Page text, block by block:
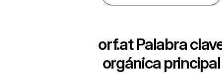
orf.atPalabra
orgánica principal